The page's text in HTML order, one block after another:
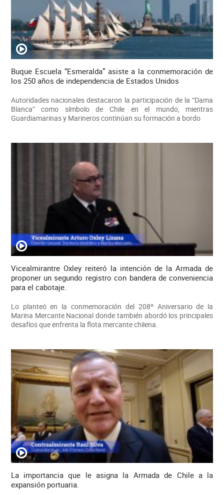
Buque Escuela “Esmeralda” asiste a la conmemoración de
los 250 años de independencia de Estados Unidos
Autoridades nacionales destacaron la participación de la “Dama
Blanca” como símbolo de Chile en el mundo, mientras
Guardiamarinas y Marineros continúan su formación a bordo
Vicealmirantre Oxley reiteró la intención de la Armada de
proponer un segundo registro con bandera de conveniencia
para el cabotaje.
Lo planteó en la conmemoración del 208º Aniversario de la
Marina Mercante Nacional donde también abordó los principales
desafíos que enfrenta la flota mercante chilena.
La importancia que le asigna la Armada de Chile a la
expansión portuaria.